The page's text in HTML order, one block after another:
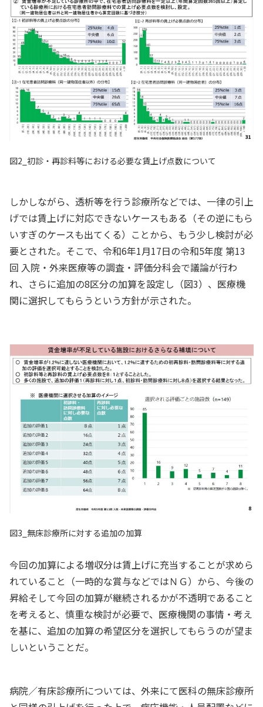
図2_初診・再診料等における必要な賃上げ点数について
しかしながら、透析等を行う診療所などでは、一律の引上
げでは賃上げに対応できないケースもある（その逆にもら
いすぎのケースも出てくる）ことから、もう少し検討が必
要とされた。そこで、令和6年1月17日の令和5年度 第13
回 入院・外来医療等の調査・評価分科会で議論が行わ
れ、さらに追加の8区分の加算を設定し（図3）、医療機
関に選択してもらうという方針が示された。
図3_無床診療所に対する追加の加算
今回の加算による増収分は賃上げに充当することが求めら
れていること（一時的な賞与などではＮＧ）から、今後の
昇給そして今回の加算が継続されるかが不透明であること
を考えると、慎重な検討が必要で、医療機関の事情・考え
を基に、追加の加算の希望区分を選択してもらうのが望ま
しいということだ。
病院／有床診療所については、外来にて医科の無床診療所